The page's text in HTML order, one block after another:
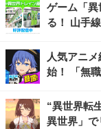
ゲーム「異
る！ 山手
人気アニ
始！ 「無
“異世界転
異世界」